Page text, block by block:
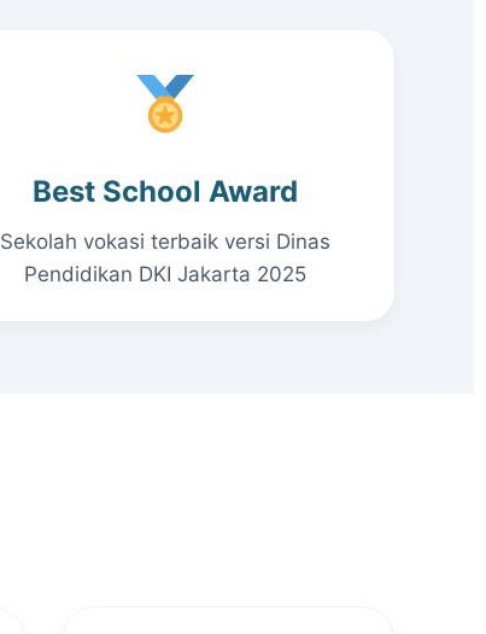
Best School Award
Sekolah vokasi terbaik versi Dinas
Pendidikan DKI Jakarta 2025